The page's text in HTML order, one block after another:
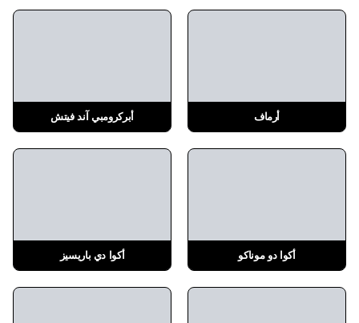
أرماف أبركرومبي آند فيتش
أكوا دو موناكو أكوا دي باريسيز